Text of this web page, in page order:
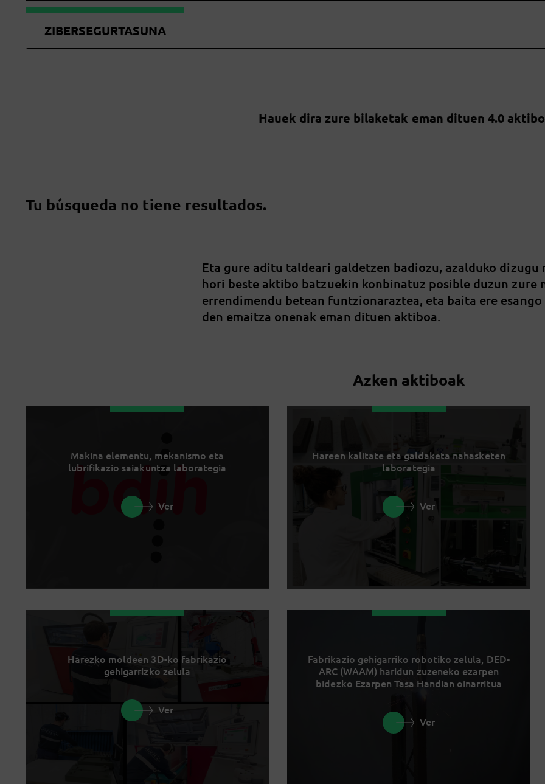
ZIBERSEGURTASUNA
Hauek dira zure bilaketak eman dituen 4.0
Tu búsqueda no tiene resultados.
Eta gure aditu taldeari galdetzen badiozu, azalduko dizugu
hori beste aktibo batzuekin konbinatuz posible duzun zure
errendimendu betean funtzionaraztea, eta baita ere
den emaitza onenak eman dituen aktiboa.
Azken aktiboak
Makina elementu, mekanismo eta
lubrifikazio saiakuntza laborategia
Ver
Hareen kalitate eta galdaketa nahasketen
laborategia
Ver
Harezko moldeen 3D-ko fabrikazio
gehigarrizko zelula
Ver
Fabrikazio gehigarriko robotiko zelula, DED-
ARC (WAAM) haridun zuzeneko ezarpen
bidezko Ezarpen Tasa Handian oinarritua
Ver